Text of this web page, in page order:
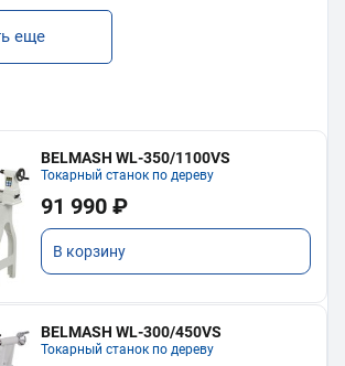
еще
BELMASH WL-350/1100VS
Токарный станок по дереву
91 990 ₽
В корзину
BELMASH WL-300/450VS
Токарный станок по дереву